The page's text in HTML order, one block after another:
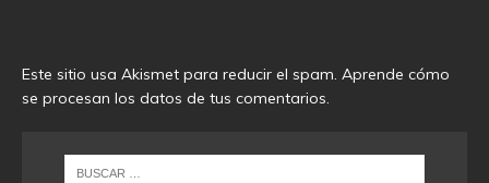
Este sitio usa Akismet para reducir el spam. Aprende cómo
se procesan los datos de tus comentarios.